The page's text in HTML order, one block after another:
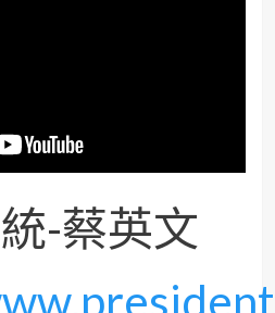
-蔡英文